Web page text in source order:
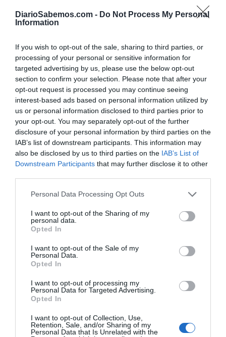
DiarioSabemos.com - Do Not Process My Personal
Information
If you wish to opt-out of the sale, sharing to third parties, or
processing of your personal or sensitive information for
targeted advertising by us, please use the below opt-out
section to confirm your selection. Please note that after your
opt-out request is processed you may continue seeing
interest-based ads based on personal information utilized by
us or personal information disclosed to third parties prior to
your opt-out. You may separately opt-out of the further
disclosure of your personal information by third parties on the
IAB’s list of downstream participants. This information may
also be disclosed by us to third parties on the IAB’s List of
Downstream Participants that may further disclose it to other
Personal Data Processing Opt Outs
I want to opt-out of the Sharing of my
personal data.
Opted In
I want to opt-out of the Sale of my
Personal Data.
Opted In
I want to opt-out of processing my
Personal Data for Targeted Advertising.
Opted In
I want to opt-out of Collection, Use,
Retention, Sale, and/or Sharing of my
Personal Data that Is Unrelated with the
por volumen de 645,1 millones de euros
RICARDO LENOIR 22/12/2015
El Corte Inglés lanza un servicio de compra
‘online’ con entrega en sólo dos horas
REDACCIÓN DIARIO SABEMOS21/12/2015
Triodos Bank lanza un servicio de
consumo responsable para sus clientes